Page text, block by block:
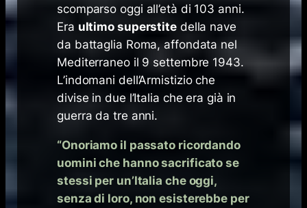
scomparso oggi all’età di 103 anni.
Era ultimo superstitedella nave
da battaglia Roma, affondata nel
Mediterraneo il 9 settembre 1943.
L’indomani dell’Armistizio che
divise in due l’Italia che era già in
guerra da tre anni.
“Onoriamo il passato ricordando
uomini che hanno sacrificato se
stessi per un’Italia che oggi,
senza di loro, non esisterebbe per